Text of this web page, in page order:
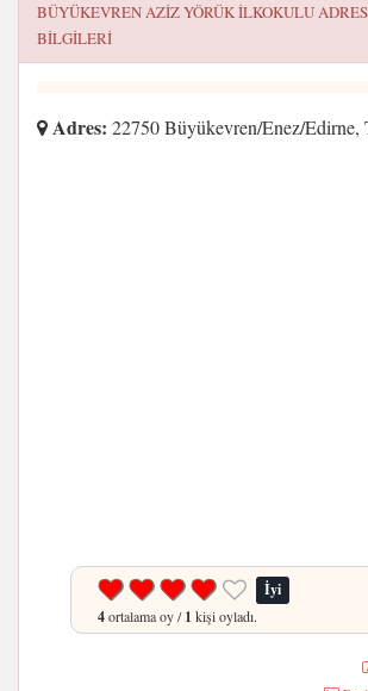
BÜYÜKEVREN AZIZ YÖRÜK İLKOKULU
BILGILERI
Adres: 22750 Büyükevren/Enez/Edirne,
İyi
4ortalama oy /1 kişi oyladı.